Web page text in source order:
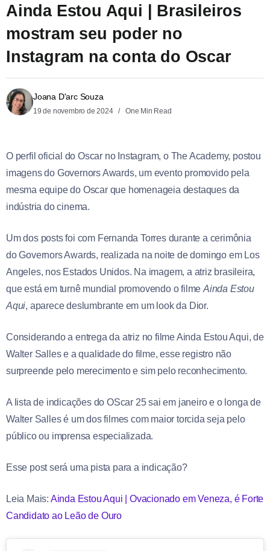
Ainda Estou Aqui | Brasileiros
mostram seu poder no
Instagram na conta do Oscar
Joana D'arc Souza
19 de novembro de 2024 One Min Read
O perfil oficial do Oscar no Instagram, o The Academy, postou
imagens do Governors Awards, um evento promovido pela
mesma equipe do Oscar que homenageia destaques da
indústria do cinema.
Um dos posts foi com Fernanda Torres durante a cerimônia
do Governors Awards, realizada na noite de domingo em Los
Angeles, nos Estados Unidos. Na imagem, a atriz brasileira,
que está em turnê mundial promovendo o filme Ainda Estou
Aqui, aparece deslumbrante em um look da Dior.
Considerando a entrega da atriz no filme Ainda Estou Aqui, de
Walter Salles e a qualidade do filme, esse registro não
surpreende pelo merecimento e sim pelo reconhecimento.
A lista de indicações do OScar 25 sai em janeiro e o longa de
Walter Salles é um dos filmes com maior torcida seja pelo
público ou imprensa especializada.
Esse post será uma pista para a indicação?
Leia Mais: Ainda Estou Aqui | Ovacionado em Veneza, é Forte
Candidato ao Leão de Ouro